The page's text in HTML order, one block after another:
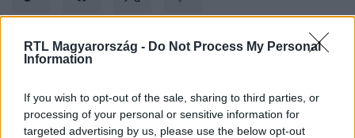
RTL Magyarország - Do Not Process My Personal
Information
If you wish to opt-out of the sale, sharing to third parties, or
processing of your personal or sensitive information for
targeted advertising by us, please use the below opt-out
Kövess minket, és értesülj a friss hírekről a
Követem